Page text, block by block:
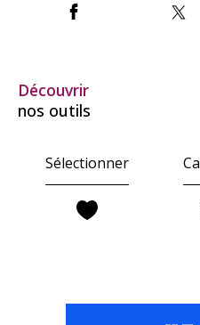
découvrir
nos outils
Sélectionner